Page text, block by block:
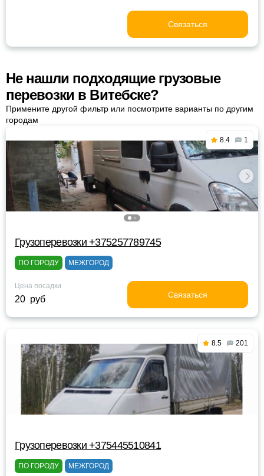
Связаться
Не нашли подходящие грузовые
перевозки в Витебске?
Примените другой фильтр или посмотрите варианты по другим
городам
8.4 1
Грузоперевозки +375257789745
ПО ГОРОДУ МЕЖГОРОД
Цена посадки
20 руб Связаться
8.5 201
Грузоперевозки +375445510841
ПО ГОРОДУ МЕЖГОРОД